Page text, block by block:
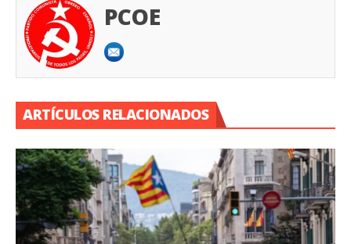
PCOE
ARTÍCULOS RELACIONADOS